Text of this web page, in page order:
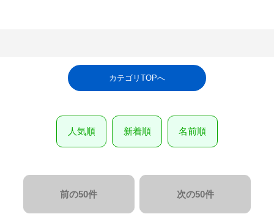
カテゴリTOPへ
人気順 新着順 名前順
前の50件 次の50件